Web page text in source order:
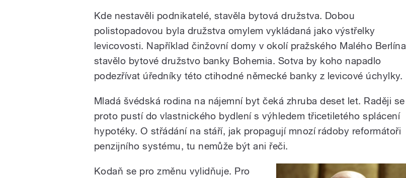
Kde nestavěli podnikatelé, stavěla bytová družstva. Dobou
polistopadovou byla družstva omylem vykládaná jako výstřelky
levicovosti. Například činžovní domy v okolí pražského Malého Berlína
stavělo bytové družstvo banky Bohemia. Sotva by koho napadlo
podezřívat úředníky této ctihodné německé banky z levicové úchylky.
Mladá švédská rodina na nájemní byt čeká zhruba deset let. Raději se
proto pustí do vlastnického bydlení s výhledem třicetiletého splácení
hypotéky. O střádání na stáří, jak propagují mnozí rádoby reformátoři
penzijního systému, tu nemůže být ani řeči.
Kodaň se pro změnu vylidňuje. Pro